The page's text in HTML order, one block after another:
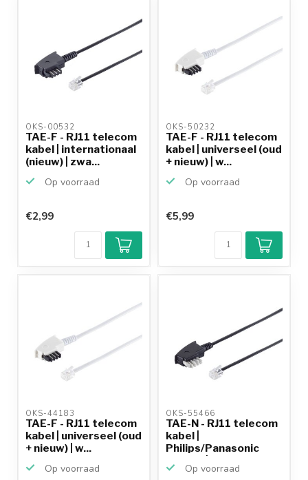
OKS-00532
TAE-F - RJ11 telecom
kabel | internationaal
(nieuw) | zwa...
Op voorraad
€2,99
OKS-50232
TAE-F - RJ11 telecom
kabel | universeel (oud
+ nieuw) | w...
Op voorraad
€5,99
OKS-44183
TAE-F - RJ11 telecom
kabel | universeel (oud
+ nieuw) | w...
Op voorraad
OKS-55466
TAE-N - RJ11 telecom
kabel |
Philips/Panasonic
Op voorraad